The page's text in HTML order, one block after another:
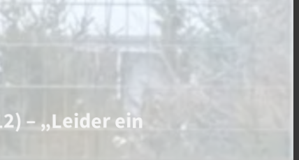
– „Leider ein